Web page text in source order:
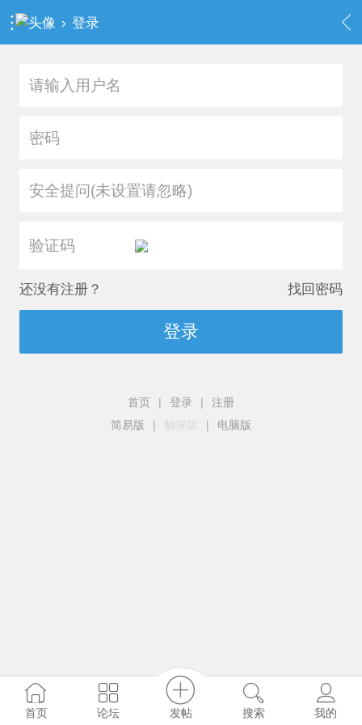
› 登录
安全提问(未设置请忽略)
还没有注册？ 找回密码
登录
首页 | 登录 |
注册
简易版
| 触屏版 | 电脑版
首页 论坛 发帖 搜索 我的